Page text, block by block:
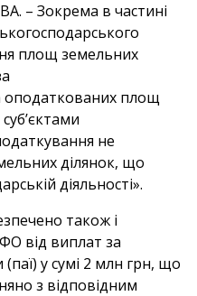
– Зокрема в частині
площ земельних
оподаткованих площ
не
ділянок, що
діяльності».
також і
від виплат за
у сумі 2 млн грн, що
з відповідним